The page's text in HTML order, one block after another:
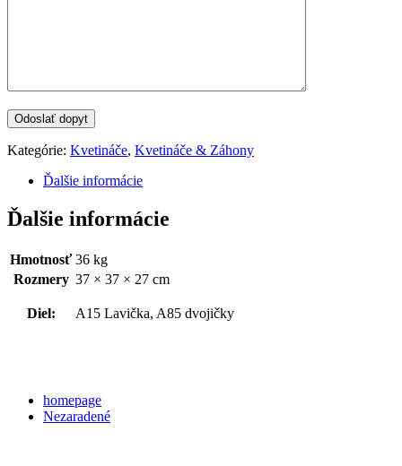
Kategórie: Kvetináče, Kvetináče & Záhony
Ďalšie informácie
Ďalšie informácie
Hmotnosť 36 kg
Rozmery 37 × 37 × 27 cm
Diel: A15 Lavička, A85 dvojičky
homepage
Nezaradené